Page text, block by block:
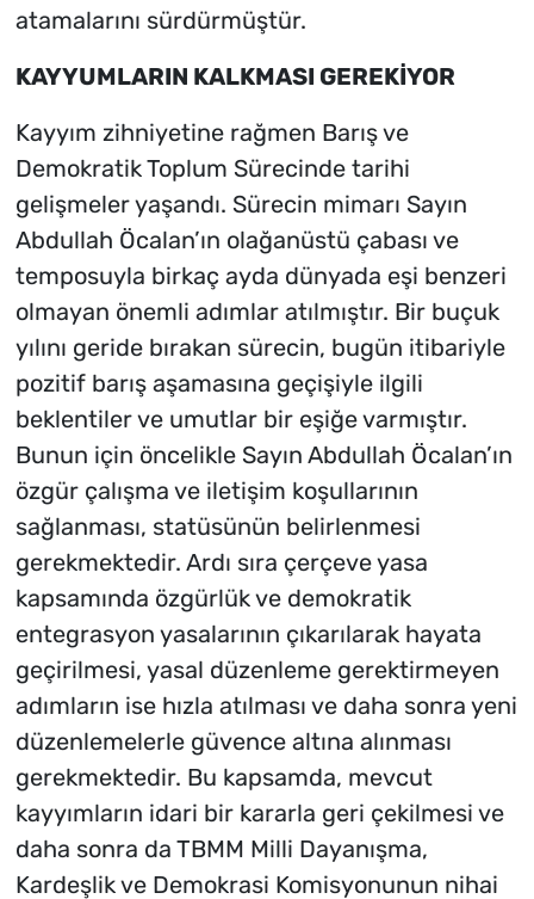
atamalarını sürdürmüştür.
KAYYUMLARIN KALKMASI GEREKİYOR
Kayyım zihniyetine rağmen Barış ve
Demokratik Toplum Sürecinde tarihi
gelişmeler yaşandı. Sürecin mimarı Sayın
Abdullah Öcalan’ın olağanüstü çabası ve
temposuyla birkaç ayda dünyada eşi benzeri
olmayan önemli adımlar atılmıştır. Bir buçuk
yılını geride bırakan sürecin, bugün itibariyle
pozitif barış aşamasına geçişiyle ilgili
beklentiler ve umutlar bir eşiğe varmıştır.
Bunun için öncelikle Sayın Abdullah Öcalan’ın
özgür çalışma ve iletişim koşullarının
sağlanması, statüsünün belirlenmesi
gerekmektedir. Ardı sıra çerçeve yasa
kapsamında özgürlük ve demokratik
entegrasyon yasalarının çıkarılarak hayata
geçirilmesi, yasal düzenleme gerektirmeyen
adımların ise hızla atılması ve daha sonra yeni
düzenlemelerle güvence altına alınması
gerekmektedir. Bu kapsamda, mevcut
kayyımların idari bir kararla geri çekilmesi ve
daha sonra da TBMM Milli Dayanışma,
Kardeşlik ve Demokrasi Komisyonunun nihai